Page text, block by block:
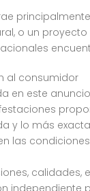
o un
al consumidor
en este
y lo más
las
independiente